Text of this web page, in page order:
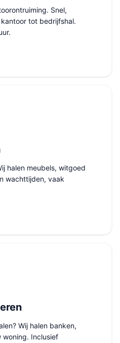
Snel,
tot bedrijfshal.
halen meubels, witgoed
wachttijden, vaak
Wij halen banken,
woning. Inclusief